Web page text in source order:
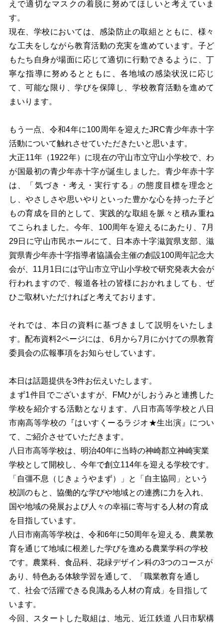
えで適切なマスクの着脱に努めてほしいと考えていま
す。
現在、学校においては、感染防止の取組とともに、様々
な工夫をしながら教育活動の充実を進めています。子ど
もたち自身が場面に応じて適切に行動できるように、丁
寧な指導に努めるとともに、各地域の感染状況に応じ
て、可能な限り、学びを保障し、学校教育活動を進めて
まいります。
もう一点、令和4年に100周年を迎えたJRC青少年赤十字
活動について触れさせていただきたいと思います。
大正11年（1922年）に現在の守山市立守山小学校で、わ
が国最初の青少年赤十字が誕生しました。青少年赤十字
は、「気づき・考え・実行する」の態度目標を理念と
し、やさしさや思いやりといった豊かな心を持った子ど
もの育成を目的として、実践的な取組を脈々と積み重ね
てこられました。今年、100周年を迎えるにあたり、7月
29日に守山市民ホールにて、日本赤十字滋賀県支部、滋
賀県青少年赤十字指導者協議会主催の創設100周年記念大
会が、11月1日には守山市立守山小学校で研究発表大会が
行われますので、報道各社の皆様におかれましても、ぜ
ひご取材いただければと考えております。
それでは、本日の資料に基づきまして説明をいたしま
す。配布資料2ページには、6月から7月にかけての県教育
委員会の広報事項をお知らせしています。
本日は話題提供を3件お伝えいたします。
まず1件目でございますが、FMひがしおうみと連携した
学校を紹介する活動となります、八日市高等学校と八日
市南高等学校の『はいすくーるラジオ★生出演』につい
て、ご紹介させていただきます。
八日市高等学校は、明治40年に当時の神崎郡立神崎実業
学校として開校し、今年で創立114年を迎える学校です。
「自彊不息（じきょうやまず）」と「自主協同」という
校訓のもと、協働的な学びや地域との連携に力を入れ、
国や地域の発展および人々の幸福に寄与する人材の育成
を目指しています。
八日市南高等学校は、令和6年に50周年を迎える、農業教
育を通じて地域に根差した学びを進める農業学科の学校
です。農業科、食品科、花緑デザイン科の3つのコースが
あり、特色ある体験学習を通して、「職業教育を通し
て、社会で活躍できる良識ある人材の育成」を目指して
います。
今回、スタートした取組は、地元、近江鉄道 八日市駅構